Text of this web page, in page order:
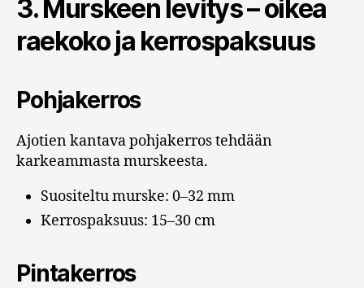
3. Murskeen levitys – oikea
raekoko ja kerrospaksuus
Pohjakerros
Ajotien kantava pohjakerros tehdään
karkeammasta murskeesta.
Suositeltu murske: 0–32 mm
Kerrospaksuus: 15–30 cm
Pintakerros